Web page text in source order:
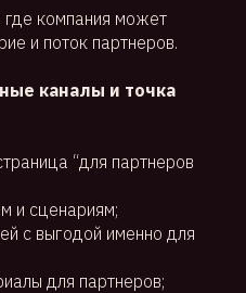
компания может
и поток партнеров.
каналы и точка
“для партнеров
и сценариям;
с выгодой именно для
для партнеров;